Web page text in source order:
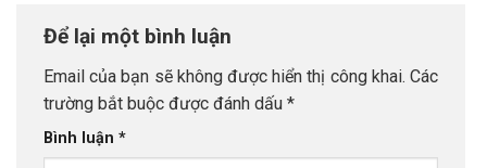
Để lại một bình luận
Email của bạn sẽ không được hiển thị công khai. Các
trường bắt buộc được đánh dấu *
Bình luận *